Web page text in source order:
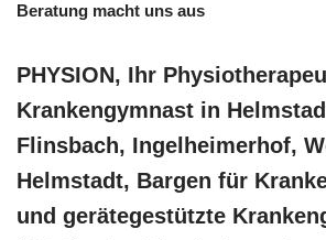
Beratung macht uns aus
PHYSION, Ihr
Krankengymnast in
Flinsbach, Ingelheimerhof,
Helmstadt, Bargen für
und gerätegestützte